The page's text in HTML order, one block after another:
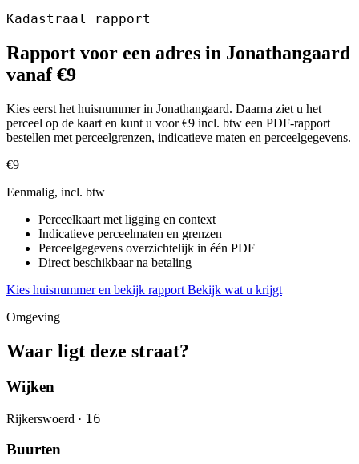
Kadastraal rapport
Rapport voor een adres in Jonathangaard
vanaf €9
Kies eerst het huisnummer in Jonathangaard. Daarna ziet u het
perceel op de kaart en kunt u voor €9 incl. btw een PDF-rapport
bestellen met perceelgrenzen, indicatieve maten en perceelgegevens.
€9
Eenmalig, incl. btw
Perceelkaart met ligging en context
Indicatieve perceelmaten en grenzen
Perceelgegevens overzichtelijk in één PDF
Direct beschikbaar na betaling
Kies huisnummer en bekijk rapport Bekijk wat u krijgt
Omgeving
Waar ligt deze straat?
Wijken
Rijkerswoerd · 16
Buurten